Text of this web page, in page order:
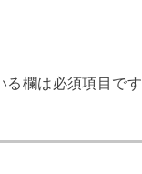
る欄は必須項目です